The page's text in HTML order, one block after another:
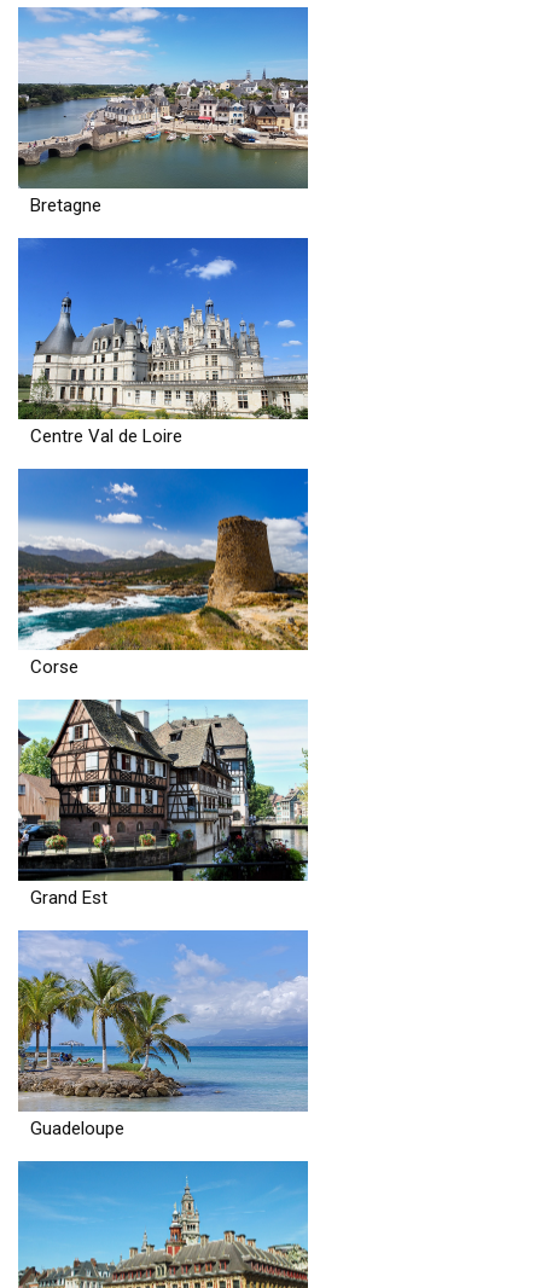
Bretagne
Centre Val de Loire
Corse
Grand Est
Guadeloupe